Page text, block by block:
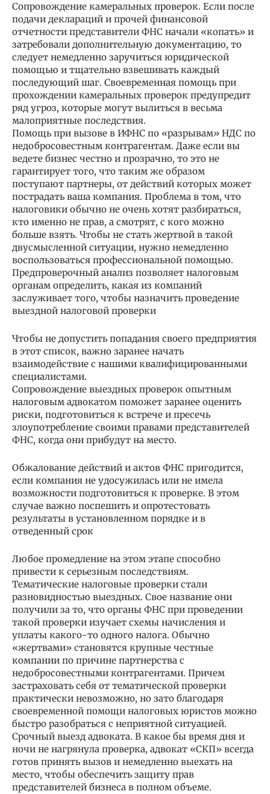
Сопровождение камеральных проверок. Если после
подачи деклараций и прочей финансовой
отчетности представители ФНС начали «копать» и
затребовали дополнительную документацию, то
следует немедленно заручиться юридической
помощью и тщательно взвешивать каждый
последующий шаг. Своевременная помощь при
прохождении камеральных проверок предупредит
ряд угроз, которые могут вылиться в весьма
малоприятные последствия.
Помощь при вызове в ИФНС по «разрывам» НДС по
недобросовестным контрагентам. Даже если вы
ведете бизнес честно и прозрачно, то это не
гарантирует того, что таким же образом
поступают партнеры, от действий которых может
пострадать ваша компания. Проблема в том, что
налоговики обычно не очень хотят разбираться,
кто именно не прав, а смотрят, с кого можно
больше взять. Чтобы не стать жертвой в такой
двусмысленной ситуации, нужно немедленно
воспользоваться профессиональной помощью.
Предпроверочный анализ позволяет налоговым
органам определить, какая из компаний
заслуживает того, чтобы назначить проведение
выездной налоговой проверки
Чтобы не допустить попадания своего предприятия
в этот список, важно заранее начать
взаимодействие с нашими квалифицированными
специалистами.
Сопровождение выездных проверок опытным
налоговым адвокатом поможет заранее оценить
риски, подготовиться к встрече и пресечь
злоупотребление своими правами представителей
ФНС, когда они прибудут на место.
Обжалование действий и актов ФНС пригодится,
если компания не удосужилась или не имела
возможности подготовиться к проверке. В этом
случае важно поспешить и опротестовать
результаты в установленном порядке и в
отведенный срок
Любое промедление на этом этапе способно
привести к серьезным последствиям.
Тематические налоговые проверки стали
разновидностью выездных. Свое название они
получили за то, что органы ФНС при проведении
такой проверки изучает схемы начисления и
уплаты какого-то одного налога. Обычно
«жертвами» становятся крупные честные
компании по причине партнерства с
недобросовестными контрагентами. Причем
застраховать себя от тематической проверки
практически невозможно, но зато благодаря
своевременной помощи налоговых юристов можно
быстро разобраться с неприятной ситуацией.
Срочный выезд адвоката. В какое бы время дня и
ночи не нагрянула проверка, адвокат «СКП» всегда
готов принять вызов и немедленно выехать на
место, чтобы обеспечить защиту прав
представителей бизнеса в полном объеме.